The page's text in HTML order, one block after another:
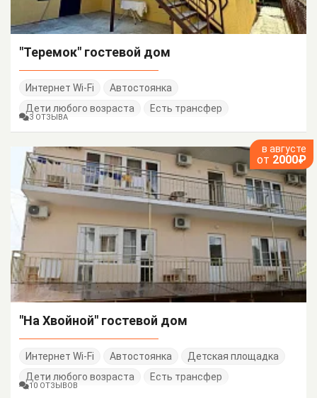
"Теремок" гостевой дом
Интернет Wi-Fi
Автостоянка
Дети любого возраста
Есть трансфер
3 ОТЗЫВА
в августе
от 2000₽
"На Хвойной" гостевой дом
Интернет Wi-Fi Автостоянка
Детская площадка
Дети любого возраста
Есть трансфер
10 ОТЗЫВОВ